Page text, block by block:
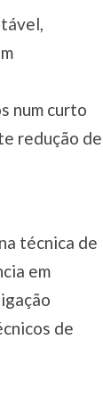
num curto
redução de
técnica de
em
de